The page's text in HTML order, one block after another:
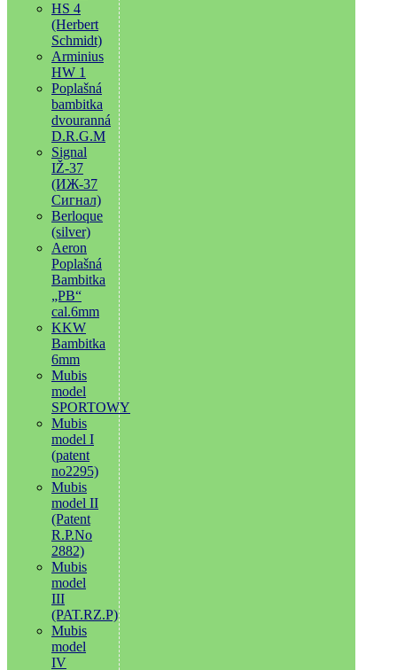
HS 4
(Herbert
Schmidt)
Arminius
HW 1
Poplašná
bambitka
dvouranná
D.R.G.M
Signal
IŽ-37
(ИЖ-37
Сигнал)
Berloque
(silver)
Aeron
Poplašná
Bambitka
„PB“
cal.6mm
KKW
Bambitka
6mm
Mubis
model
SPORTOWY
Mubis
model I
(patent
no2295)
Mubis
model II
(Patent
R.P.No
2882)
Mubis
model
III
(PAT.RZ.P)
Mubis
model
IV